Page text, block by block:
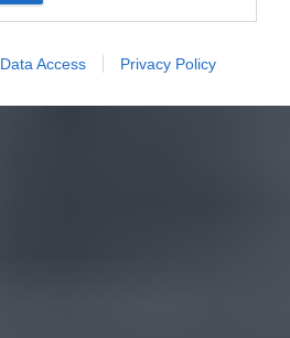
Data Access Privacy Policy